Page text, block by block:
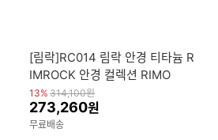
[림락]RC014 림락 안경 티타늄 R
IMROCK 안경 컬렉션 RIMO
13% 314,100원
273,260원
무료배송